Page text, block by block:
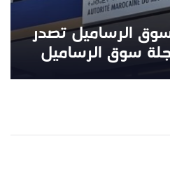
الرساميل تصدر